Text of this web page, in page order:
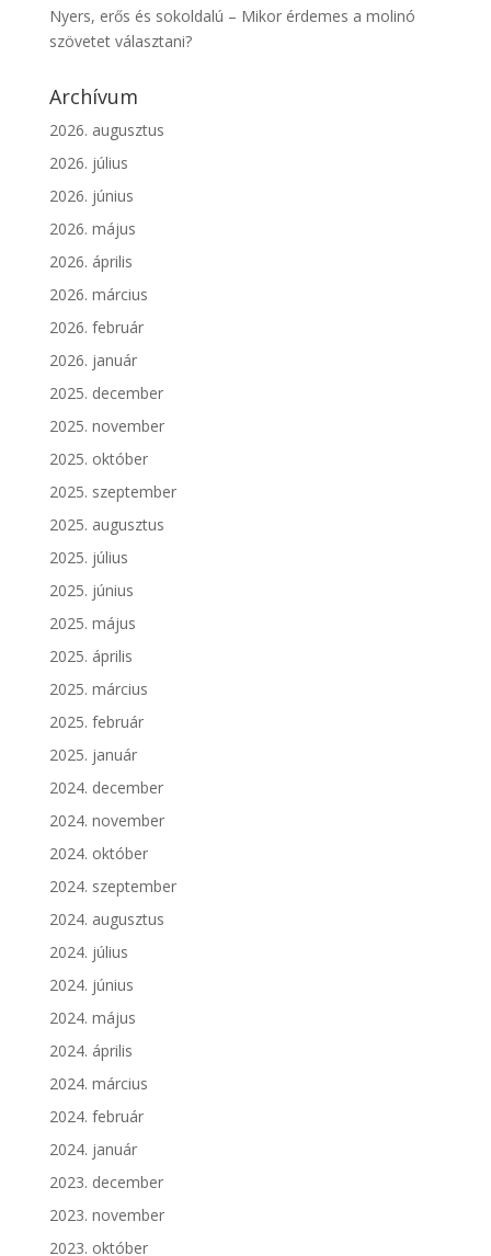
Nyers, erős és sokoldalú – Mikor érdemes a molinó
szövetet választani?
Archívum
2026. augusztus
2026. július
2026. június
2026. május
2026. április
2026. március
2026. február
2026. január
2025. december
2025. november
2025. október
2025. szeptember
2025. augusztus
2025. július
2025. június
2025. május
2025. április
2025. március
2025. február
2025. január
2024. december
2024. november
2024. október
2024. szeptember
2024. augusztus
2024. július
2024. június
2024. május
2024. április
2024. március
2024. február
2024. január
2023. december
2023. november
2023. október